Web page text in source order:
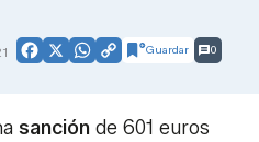
Facebook
X WhatsApp
CopyGuardar 0
sanción de 601 euros